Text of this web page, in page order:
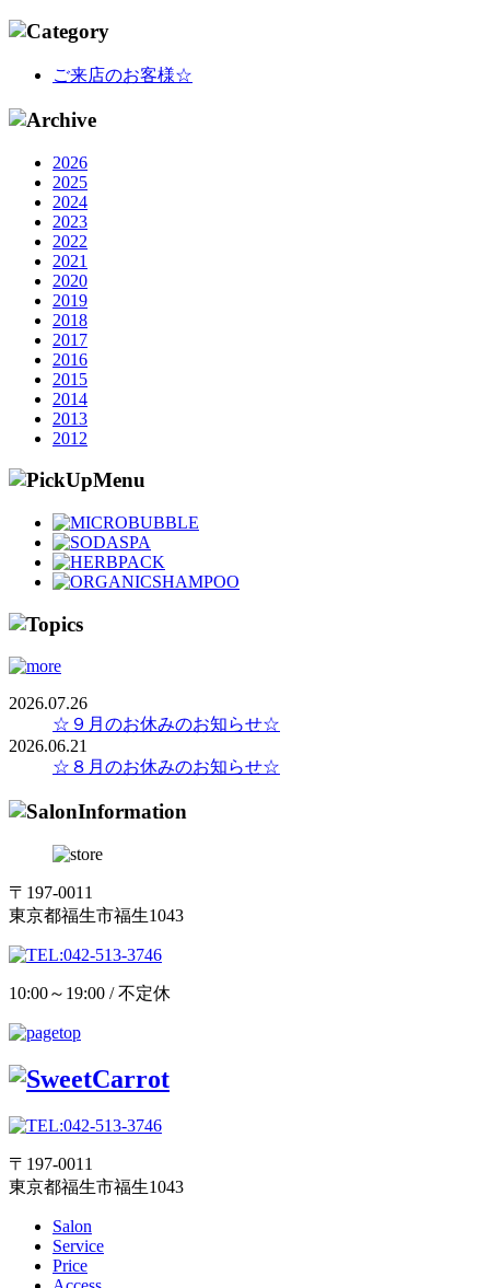
ご来店のお客様☆
2026
2025
2024
2023
2022
2021
2020
2019
2018
2017
2016
2015
2014
2013
2012
2026.07.26
☆９月のお休みのお知らせ☆
2026.06.21
☆８月のお休みのお知らせ☆
〒197-0011
東京都福生市福生1043
10:00～19:00 / 不定休
〒197-0011
東京都福生市福生1043
Salon
Service
Price